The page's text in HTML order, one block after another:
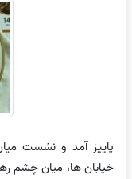
پاییز آمد و نشست
خیابان ها، میان چشم